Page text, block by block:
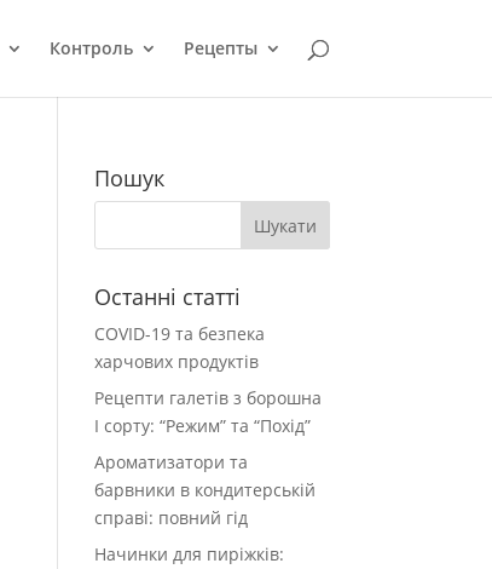
Контроль Рецепты
Пошук
Останні статті
COVID-19 та безпека
харчових продуктів
Рецепти галетів з борошна
І сорту: “Режим” та “Похід”
Ароматизатори та
барвники в кондитерській
справі: повний гід
Начинки для пиріжків: